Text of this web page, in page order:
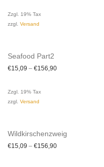
Zzgl. 19% Tax
zzgl. Versand
Seafood Part2
€15,09 – €156,90
Zzgl. 19% Tax
zzgl. Versand
Wildkirschenzweig
€15,09 – €156,90